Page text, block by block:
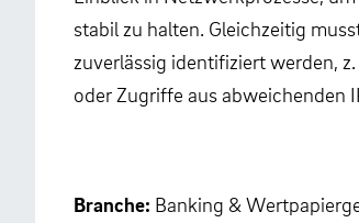
stabil zu halten. Gleichzeitig
zuverlässig identifiziert werden,
oder Zugriffe aus abweichenden
Branche: Banking &